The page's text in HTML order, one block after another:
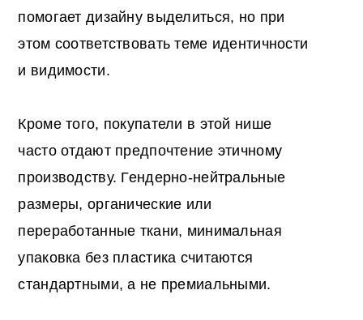
помогает дизайну выделиться, но при
этом соответствовать теме идентичности
и видимости.
Кроме того, покупатели в этой нише
часто отдают предпочтение этичному
производству. Гендерно-нейтральные
размеры, органические или
переработанные ткани, минимальная
упаковка без пластика считаются
стандартными, а не премиальными.